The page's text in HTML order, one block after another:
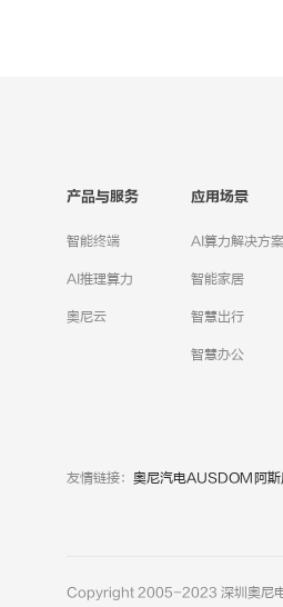
产品与服务
智能终端
AI推理算力
奥尼云
应用场景
AI算力解决方案
智能家居
智慧出行
智慧办公
友情链接： 奥尼汽电AUSDOM阿斯
Copyright 2005-2023 深圳奥尼电